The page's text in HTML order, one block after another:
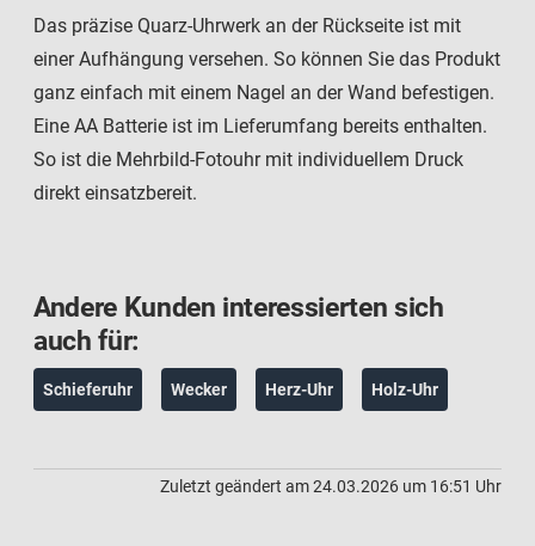
Das präzise Quarz-Uhrwerk an der Rückseite ist mit
einer Aufhängung versehen. So können Sie das Produkt
ganz einfach mit einem Nagel an der Wand befestigen.
Eine AA Batterie ist im Lieferumfang bereits enthalten.
So ist die Mehrbild-Fotouhr mit individuellem Druck
direkt einsatzbereit.
Andere Kunden interessierten sich
auch für:
Schieferuhr Wecker Herz-Uhr Holz-Uhr
Zuletzt geändert am 24.03.2026 um 16:51 Uhr